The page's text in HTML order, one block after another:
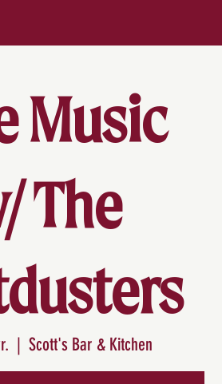
Music
The
  |
Scott's Bar & Kitchen